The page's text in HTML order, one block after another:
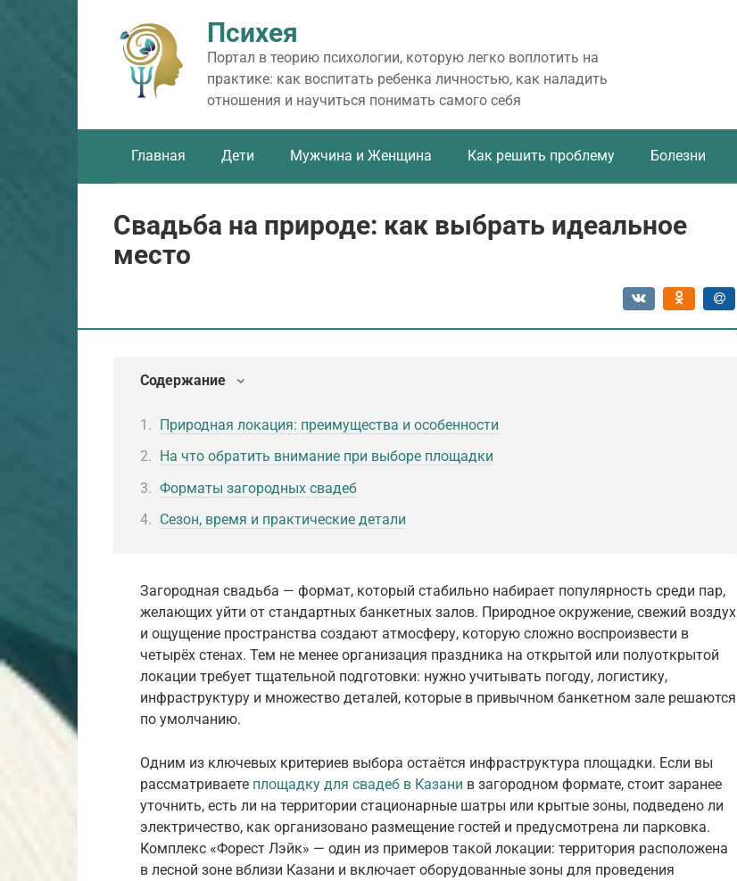
Психея
Портал в теорию психологии, которую легко воплотить на
практике: как воспитать ребенка личностью, как наладить
отношения и научиться понимать самого себя
Главная Дети Мужчина и Женщина Как решить проблему Болезни
Свадьба на природе: как выбрать идеальное
место
Содержание
Природная локация: преимущества и особенности
На что обратить внимание при выборе площадки
Форматы загородных свадеб
Сезон, время и практические детали
Загородная свадьба — формат, который стабильно набирает популярность среди пар,
желающих уйти от стандартных банкетных залов. Природное окружение, свежий воздух
и ощущение пространства создают атмосферу, которую сложно воспроизвести в
четырёх стенах. Тем не менее организация праздника на открытой или полуоткрытой
локации требует тщательной подготовки: нужно учитывать погоду, логистику,
инфраструктуру и множество деталей, которые в привычном банкетном зале решаются
по умолчанию.
Одним из ключевых критериев выбора остаётся инфраструктура площадки. Если вы
рассматриваете площадку для свадеб в Казани в загородном формате, стоит заранее
уточнить, есть ли на территории стационарные шатры или крытые зоны, подведено ли
электричество, как организовано размещение гостей и предусмотрена ли парковка.
Комплекс «Форест Лэйк» — один из примеров такой локации: территория расположена
в лесной зоне вблизи Казани и включает оборудованные зоны для проведения